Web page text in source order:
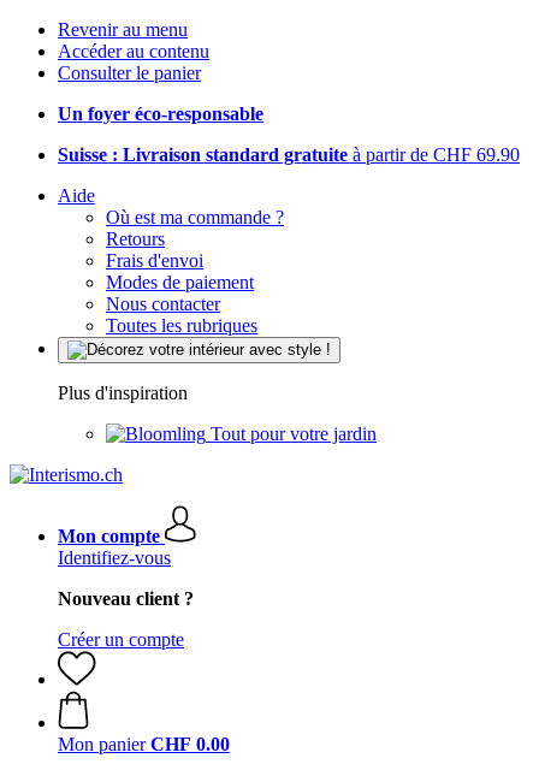
Revenir au menu
Accéder au contenu
Consulter le panier
Un foyer éco-responsable
Suisse : Livraison standard gratuite à partir de CHF 69.90
Aide
Où est ma commande ?
Retours
Frais d'envoi
Modes de paiement
Nous contacter
Toutes les rubriques
Plus d'inspiration
Tout pour votre jardin
Mon compte
Identifiez-vous
Nouveau client ?
Créer un compte
Mon panier CHF 0.00